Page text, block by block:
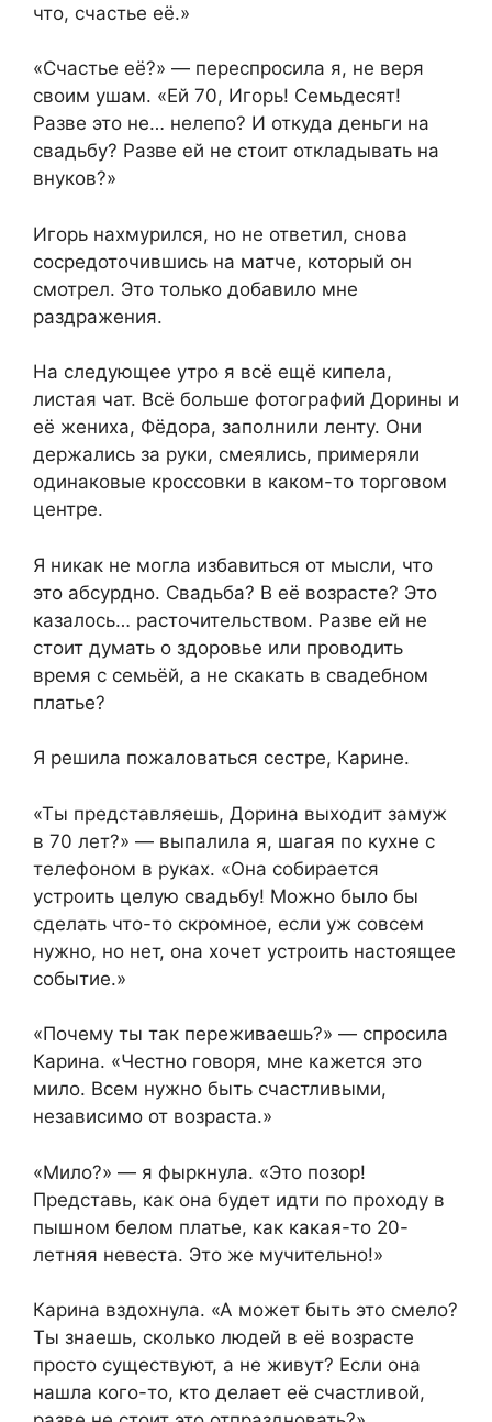
что, счастье её.»
«Счастье её?» — переспросила я, не веря
своим ушам. «Ей 70, Игорь! Семьдесят!
Разве это не… нелепо? И откуда деньги на
свадьбу? Разве ей не стоит откладывать на
внуков?»
Игорь нахмурился, но не ответил, снова
сосредоточившись на матче, который он
смотрел. Это только добавило мне
раздражения.
На следующее утро я всё ещё кипела,
листая чат. Всё больше фотографий Дорины и
её жениха, Фёдора, заполнили ленту. Они
держались за руки, смеялись, примеряли
одинаковые кроссовки в каком-то торговом
центре.
Я никак не могла избавиться от мысли, что
это абсурдно. Свадьба? В её возрасте? Это
казалось… расточительством. Разве ей не
стоит думать о здоровье или проводить
время с семьёй, а не скакать в свадебном
платье?
Я решила пожаловаться сестре, Карине.
«Ты представляешь, Дорина выходит замуж
в 70 лет?» — выпалила я, шагая по кухне с
телефоном в руках. «Она собирается
устроить целую свадьбу! Можно было бы
сделать что-то скромное, если уж совсем
нужно, но нет, она хочет устроить настоящее
событие.»
«Почему ты так переживаешь?» — спросила
Карина. «Честно говоря, мне кажется это
мило. Всем нужно быть счастливыми,
независимо от возраста.»
«Мило?» — я фыркнула. «Это позор!
Представь, как она будет идти по проходу в
пышном белом платье, как какая-то 20-
летняя невеста. Это же мучительно!»
Карина вздохнула. «А может быть это смело?
Ты знаешь, сколько людей в её возрасте
просто существуют, а не живут? Если она
нашла кого-то, кто делает её счастливой,